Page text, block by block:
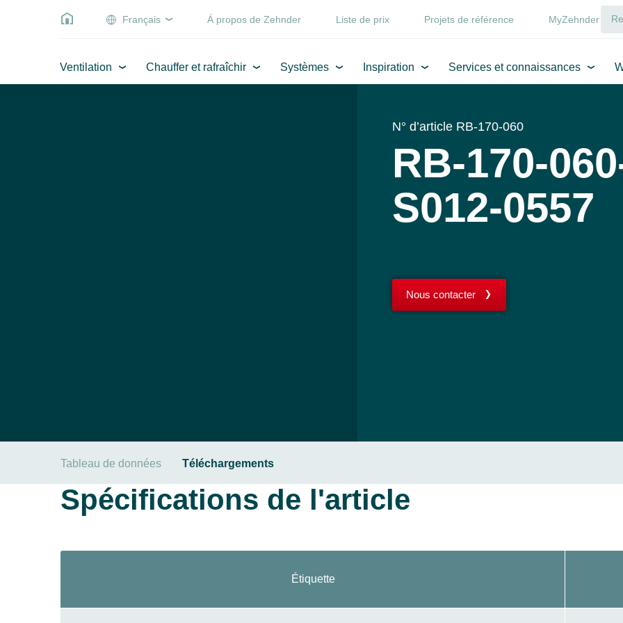
Français Á propos de Zehnder Liste de prix Projets de référence MyZehnder
Ventilation Chauffer et rafraîchir Systèmes Inspiration Services et connaissances
N° d’article RB-170-060
RB-170-
S012-0557
Nous contacter
Tableau de données Téléchargements
Spécifications de l'article
Étiquette